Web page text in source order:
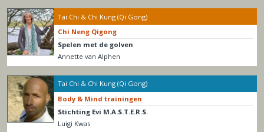
Tai Chi & Chi Kung (Qi Gong)
Chi Neng Qigong
Spelen met de golven
Annette van Alphen
Tai Chi & Chi Kung (Qi Gong)
Body & Mind trainingen
Stichting Evi M.A.S.T.E.R.S.
Luigi Kwas